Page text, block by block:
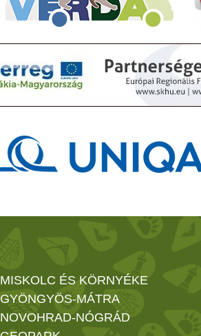
MISKOLC ÉS KÖRNYÉKE
GYÖNGYÖS-MÁTRA
NOVOHRAD-NÓGRÁD